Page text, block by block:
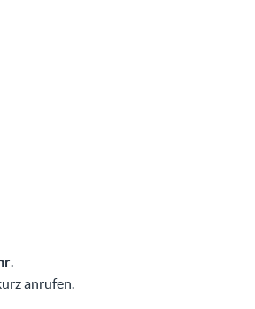
.
anrufen.